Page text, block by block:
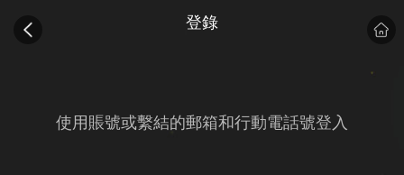
登錄
使用賬號或繫結的郵箱和行動電話號登入